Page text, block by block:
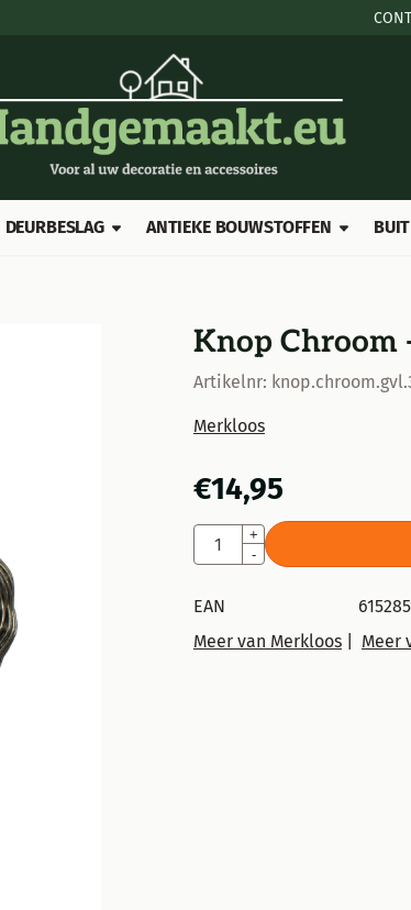
DEURBESLAG ANTIEKE BOUWSTOFFEN
Knop Chroom
Artikelnr:
Merkloos
€14,95
Aantal
+
-
EAN
Meer van Merkloos| Meer